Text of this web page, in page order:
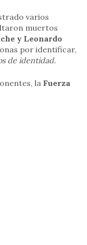
varios
muertos
y Leonardo
por identificar,
de identidad.
la Fuerza